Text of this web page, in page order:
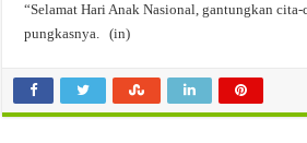
“Selamat Hari Anak Nasional, gantungkan
pungkasnya. (in)